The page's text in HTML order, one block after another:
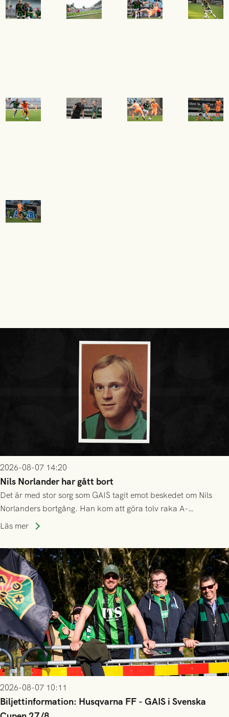
2026-08-07 14:20
Nils Norlander har gått bort
Det är med stor sorg som GAIS tagit emot beskedet om Nils
Norlanders bortgång. Han kom att göra tolv raka A-
lagssäsonger i Grönsvart och är en av få spelare som i GAIS
Läs mer
2026-08-07 10:11
Biljettinformation: Husqvarna FF - GAIS i Svenska